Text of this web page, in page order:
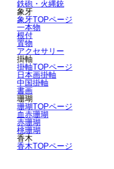
鉄砲・火縄銃
象牙
象牙TOPページ
一本物
根付
置物
アクセサリー
掛軸
掛軸TOPページ
日本画掛軸
中国掛軸
書画
珊瑚
珊瑚TOPページ
血赤珊瑚
赤珊瑚
桃珊瑚
香木
香木TOPページ